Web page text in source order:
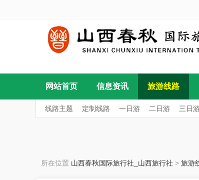
网站首页 信息资讯 旅游线路
线路主题 定制线路 一日游 二日游 三日
所在位置 山西春秋国际旅行社_山西旅行社 > 旅游